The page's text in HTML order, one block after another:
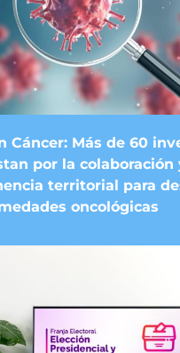
Cáncer: Más de 60
por la colaboración
territorial para
oncológicas